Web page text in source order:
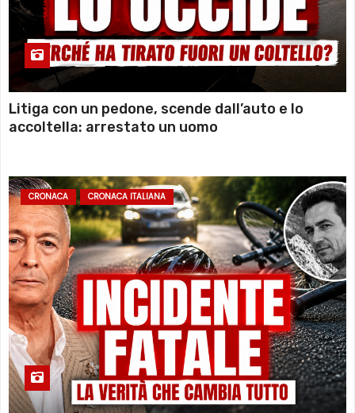
Litiga con un pedone, scende dall’auto e lo
accoltella: arrestato un uomo
CRONACA CRONACA ITALIANA